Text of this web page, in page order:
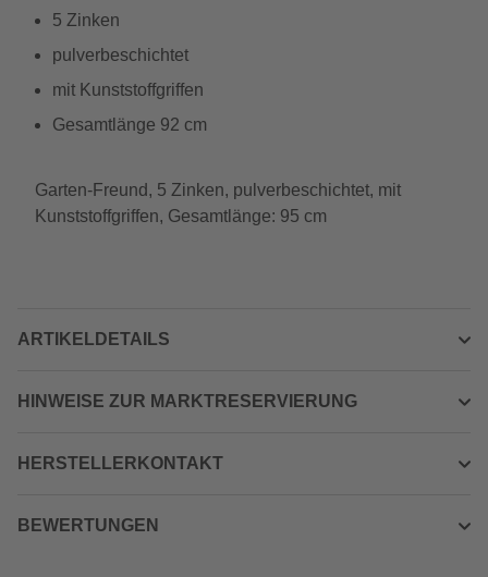
5 Zinken
pulverbeschichtet
mit Kunststoffgriffen
Gesamtlänge 92 cm
Garten-Freund, 5 Zinken, pulverbeschichtet, mit
Kunststoffgriffen, Gesamtlänge: 95 cm
ARTIKELDETAILS
HINWEISE ZUR MARKTRESERVIERUNG
HERSTELLERKONTAKT
BEWERTUNGEN